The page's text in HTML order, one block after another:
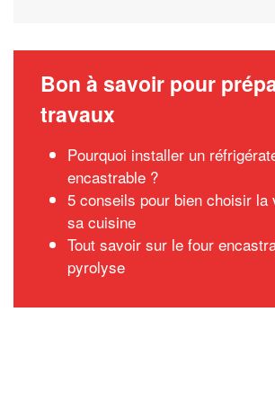
Bon à savoir pour
travaux
Pourquoi installer un
encastrable ?
5 conseils pour bien choisir la
sa cuisine
Tout savoir sur le four
pyrolyse